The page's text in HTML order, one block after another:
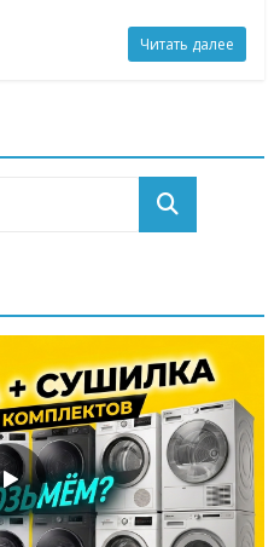
Читать далее